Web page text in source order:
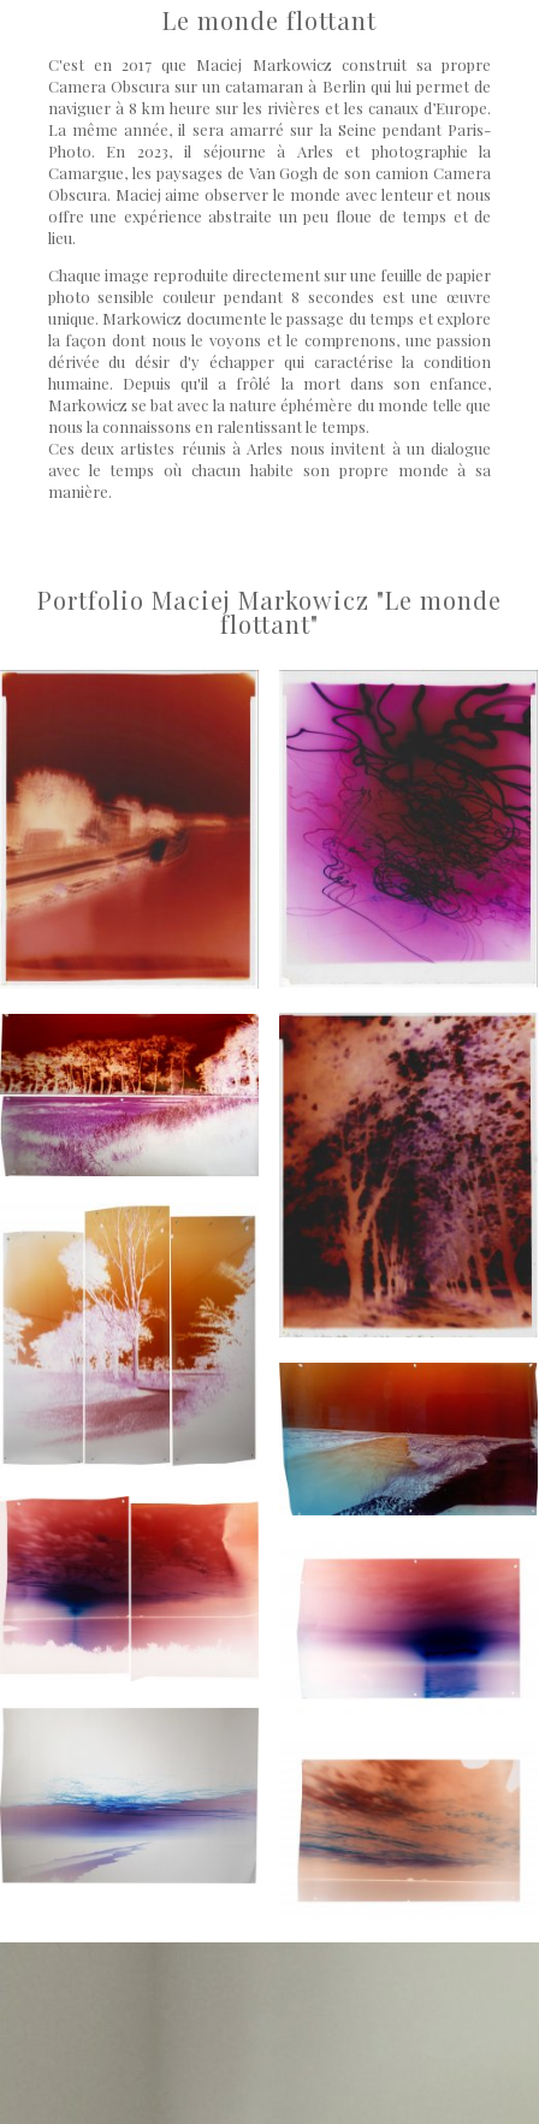
Le monde flottant
C'est en 2017 que Maciej Markowicz construit sa propre
Camera Obscura sur un catamaran à Berlin qui lui permet de
naviguer à 8 km heure sur les rivières et les canaux d’Europe.
La même année, il sera amarré sur la Seine pendant Paris-
Photo. En 2023, il séjourne à Arles et photographie la
Camargue, les paysages de Van Gogh de son camion Camera
Obscura. Maciej aime observer le monde avec lenteur et nous
offre une expérience abstraite un peu floue de temps et de
lieu.
Chaque image reproduite directement sur une feuille de papier
photo sensible couleur pendant 8 secondes est une œuvre
unique. Markowicz documente le passage du temps et explore
la façon dont nous le voyons et le comprenons, une passion
dérivée du désir d'y échapper qui caractérise la condition
humaine. Depuis qu'il a frôlé la mort dans son enfance,
Markowicz se bat avec la nature éphémère du monde telle que
nous la connaissons en ralentissant le temps.
Ces deux artistes réunis à Arles nous invitent à un dialogue
avec le temps où chacun habite son propre monde à sa
manière.
Portfolio Maciej Markowicz "Le monde
flottant"